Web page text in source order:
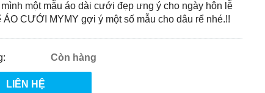
một mẫu áo dài cưới đẹp ưng ý cho ngày hôn lễ
ÁO CƯỚI MYMY gợi ý một số mẫu cho dâu rể nhé.!!
Còn hàng
LIÊN HỆ